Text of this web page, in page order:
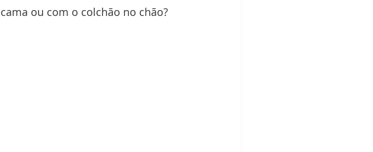
ou com o colchão no chão?